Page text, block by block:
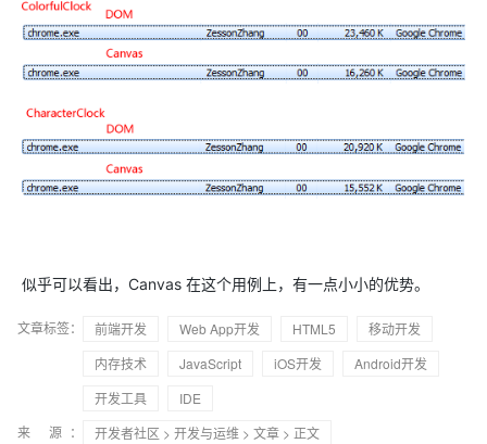
似乎可以看出，Canvas 在这个用例上，有一点小小的优势。
文章标签： 前端开发 Web App开发 HTML5
移动开发
内存技术
JavaScript iOS开发
Android开发
开发工具
IDE
来 源：
开发者社区 > 开发与运维 > 文章 > 正文